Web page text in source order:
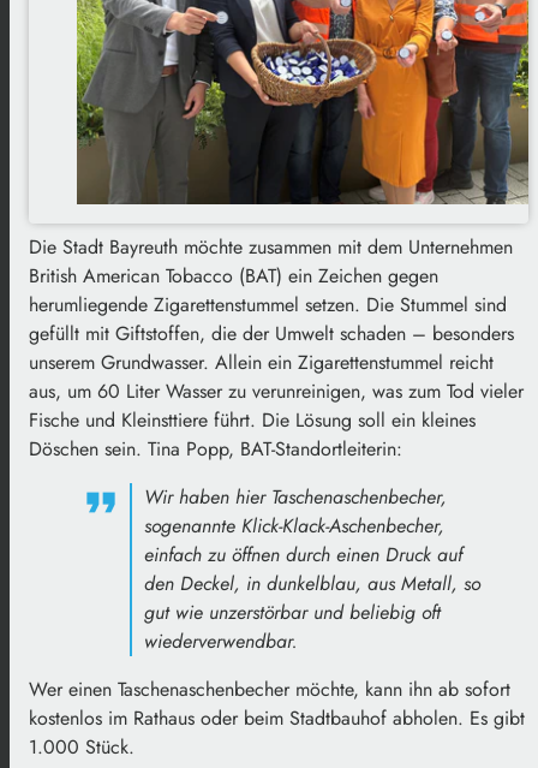
Die Stadt Bayreuth möchte zusammen mit dem Unternehmen
British American Tobacco (BAT) ein Zeichen gegen
herumliegende Zigarettenstummel setzen. Die Stummel sind
gefüllt mit Giftstoffen, die der Umwelt schaden – besonders
unserem Grundwasser. Allein ein Zigarettenstummel reicht
aus, um 60 Liter Wasser zu verunreinigen, was zum Tod vieler
Fische und Kleinsttiere führt. Die Lösung soll ein kleines
Döschen sein. Tina Popp, BAT-Standortleiterin:
Wir haben hier Taschenaschenbecher,
sogenannte Klick-Klack-Aschenbecher,
einfach zu öffnen durch einen Druck auf
den Deckel, in dunkelblau, aus Metall, so
gut wie unzerstörbar und beliebig oft
wiederverwendbar.
Wer einen Taschenaschenbecher möchte, kann ihn ab sofort
kostenlos im Rathaus oder beim Stadtbauhof abholen. Es gibt
1.000 Stück.